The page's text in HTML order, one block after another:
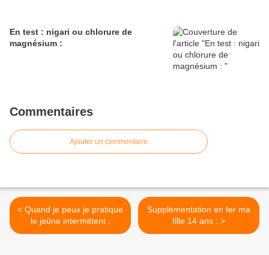
En test : nigari ou chlorure de
magnésium :
Commentaires
Ajouter un commentaire
< Quand je peux je pratique
le jeûne intermittent :
Supplémentation en fer ma
fille 14 ans : >